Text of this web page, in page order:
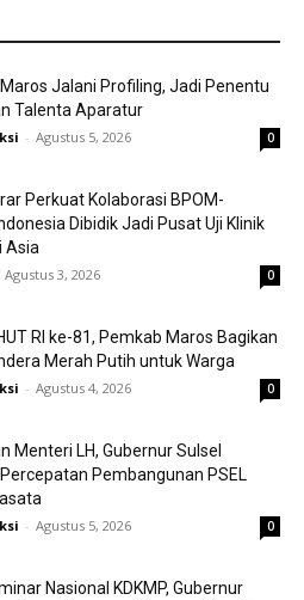
Jalani Profiling, Jadi Penentu
Talenta Aparatur
- Agustus 5, 2026 0
Perkuat Kolaborasi BPOM-
Dibidik Jadi Pusat Uji Klinik
Asia
Agustus 3, 2026 0
RI ke-81, Pemkab Maros Bagikan
Merah Putih untuk Warga
- Agustus 4, 2026 0
Menteri LH, Gubernur Sulsel
Pembangunan PSEL
- Agustus 5, 2026 0
Nasional KDKMP, Gubernur